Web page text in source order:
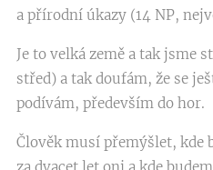
a přírodní úkazy (14 NP,
Je to velká země a tak jsme
střed) a tak doufám, že se
podívám, především do hor.
Člověk musí přemýšlet, kde